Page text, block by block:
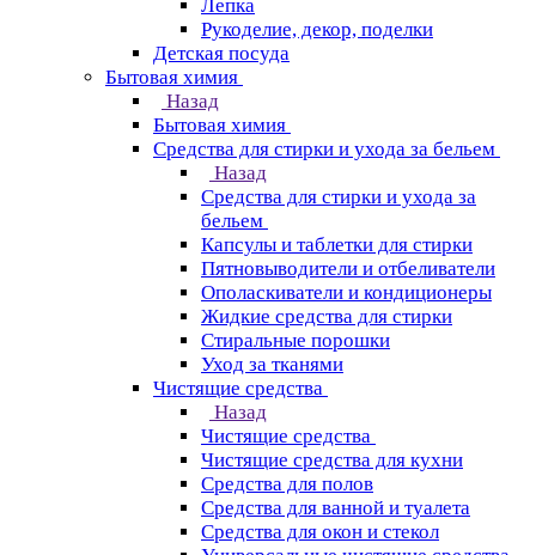
Лепка
Рукоделие, декор, поделки
Детская посуда
Бытовая химия
Назад
Бытовая химия
Средства для стирки и ухода за бельем
Назад
Средства для стирки и ухода за
бельем
Капсулы и таблетки для стирки
Пятновыводители и отбеливатели
Ополаскиватели и кондиционеры
Жидкие средства для стирки
Стиральные порошки
Уход за тканями
Чистящие средства
Назад
Чистящие средства
Чистящие средства для кухни
Средства для полов
Средства для ванной и туалета
Средства для окон и стекол